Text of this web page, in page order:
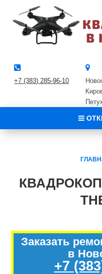
+7 (383) 285-96-10
Заказать
в
+7